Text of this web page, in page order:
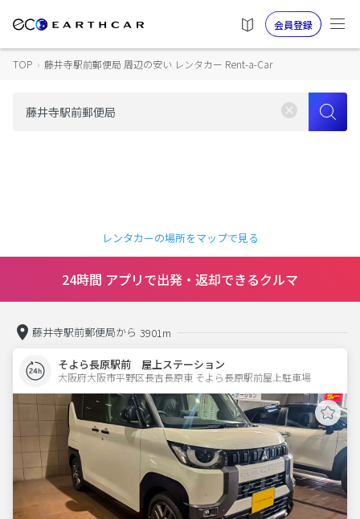
会員登録
TOP › 藤井寺駅前郵便局 周辺の安い レンタカー Rent-a-Car
レンタカーの場所をマップで見る
24時間 アプリで出発・返却できるクルマ
藤井寺駅前郵便局から 3901m
そよら長原駅前 屋上ステーション
大阪府大阪市平野区長吉長原東 そよら長原駅前屋上駐車場